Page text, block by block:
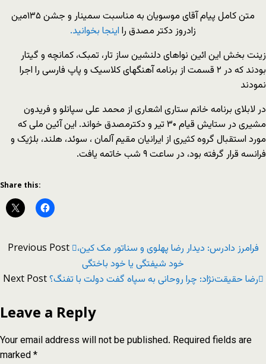
متن کامل پیام آقای موسویان به مناسبت سمینار و جشن ۱۳۵مین
زادروز دکتر مصدق را اینجا بخوانید.
زینت بخش این ائین نواهای دلنشین ساز تار، تمبک، کمانچه و گیتار
بودند که در ۲ قسمت از برنامه آهنگهای کلاسیک و پاپ فارسی را اجرا
نمودند
در لابلای برنامه خانم ستاری اشعاری از محمد علی سپانلو و فریدون
مشیری در ستایش قیام ۳۰ تیر و دکترمصدق خواند. این آئین ملی که
مورد استقبال گروه کثیری از ایرانیان مقیم آلمان ، سوئد، هلند، بلژیک و
فرانسه قرار گرفته بود، در ساعت ۹ شب خاتمه یافت.
Share this:
Previous Post
فرامرز دادرس: دیدار رضا پهلوی و سناتور مک کین،
خود شیفتگی یا خود باختگی
Next Postرضا حقیقت‌نژاد: چرا روحانی به سپاه گفت دولت با تفنگ؟
Leave a Reply
Your email address will not be published. Required fields are
marked*